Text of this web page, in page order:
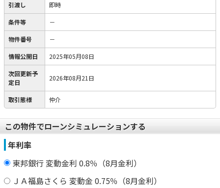
引渡し 即時
条件等 －
物件番号 －
情報公開日 2025年05月08日
次回更新予
定日
2026年08月21日
取引態様 仲介
この物件でローンシミュレーションする
年利率
東邦銀行 変動金利 0.8％（8月金利）
ＪＡ福島さくら 変動金 0.75％（8月金利）